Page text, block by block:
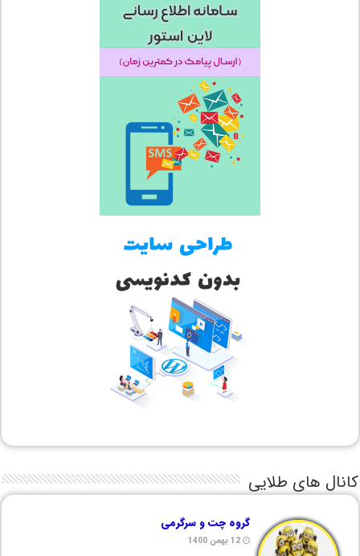
کانال های طلایی
گروه چت و سرگرمی
12 بهمن 1400